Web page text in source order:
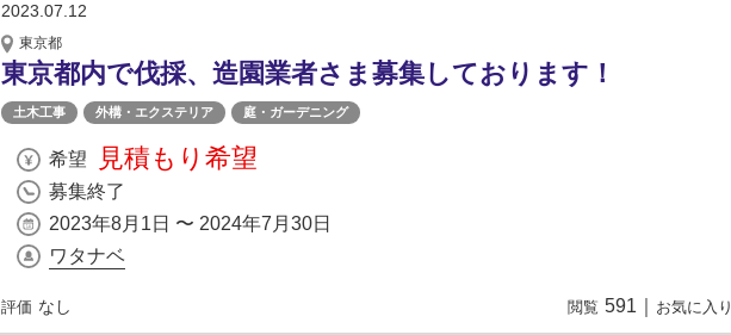
2023.07.12
東京都
東京都内で伐採、造園業者さま募集しております！
土木工事 外構・エクステリア 庭・ガーデニング
希望 見積もり希望
募集終了
2023年8月1日 〜 2024年7月30日
ワタナベ
評価 なし 閲覧 591 お気に入り